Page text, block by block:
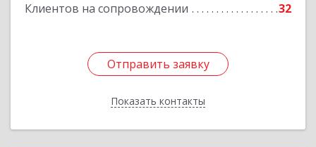
Клиентов на сопровождении 32
Отправить заявку
Показать контакты
Отправить заявку
Назад